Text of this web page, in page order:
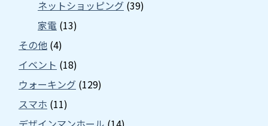
ネットショッピング (39)
家電 (13)
その他 (4)
イベント (18)
ウォーキング (129)
スマホ (11)